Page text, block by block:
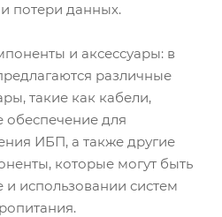
потери данных.
и аксессуары: в
различные
такие как кабели,
для
ИБП, а также другие
которые могут быть
и использовании систем